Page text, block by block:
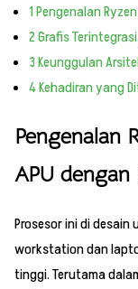
1Pengenalan
2Grafis
3Keunggulan
4Kehadiran yang
Pengenalan
APU
Prosesor ini di
workstation dan
tinggi. Terutama